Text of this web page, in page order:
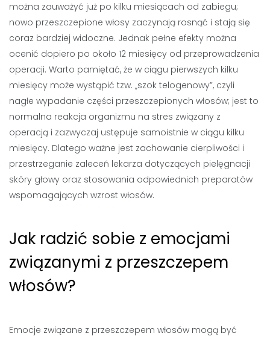
można zauważyć już po kilku miesiącach od zabiegu;
nowo przeszczepione włosy zaczynają rosnąć i stają się
coraz bardziej widoczne. Jednak pełne efekty można
ocenić dopiero po około 12 miesięcy od przeprowadzenia
operacji. Warto pamiętać, że w ciągu pierwszych kilku
miesięcy może wystąpić tzw. „szok telogenowy”, czyli
nagłe wypadanie części przeszczepionych włosów; jest to
normalna reakcja organizmu na stres związany z
operacją i zazwyczaj ustępuje samoistnie w ciągu kilku
miesięcy. Dlatego ważne jest zachowanie cierpliwości i
przestrzeganie zaleceń lekarza dotyczących pielęgnacji
skóry głowy oraz stosowania odpowiednich preparatów
wspomagających wzrost włosów.
Jak radzić sobie z emocjami
związanymi z przeszczepem
włosów?
Emocje związane z przeszczepem włosów mogą być